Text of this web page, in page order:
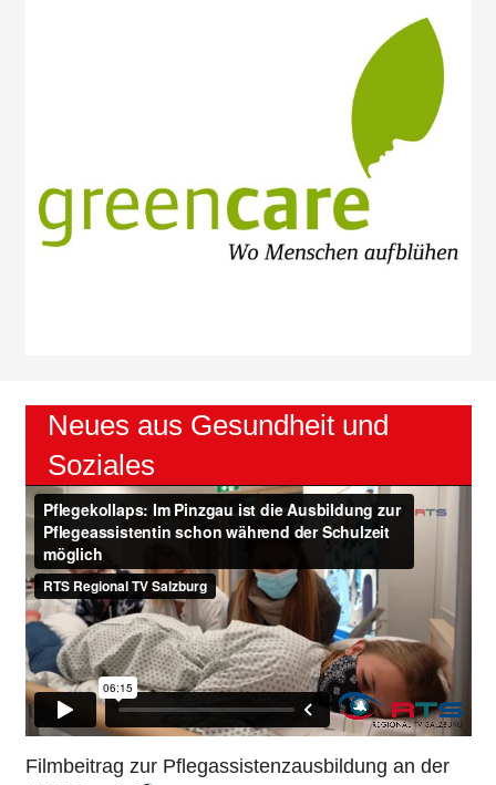
Neues aus Gesundheit und
Soziales
Filmbeitrag zur Pflegassistenzausbildung an der